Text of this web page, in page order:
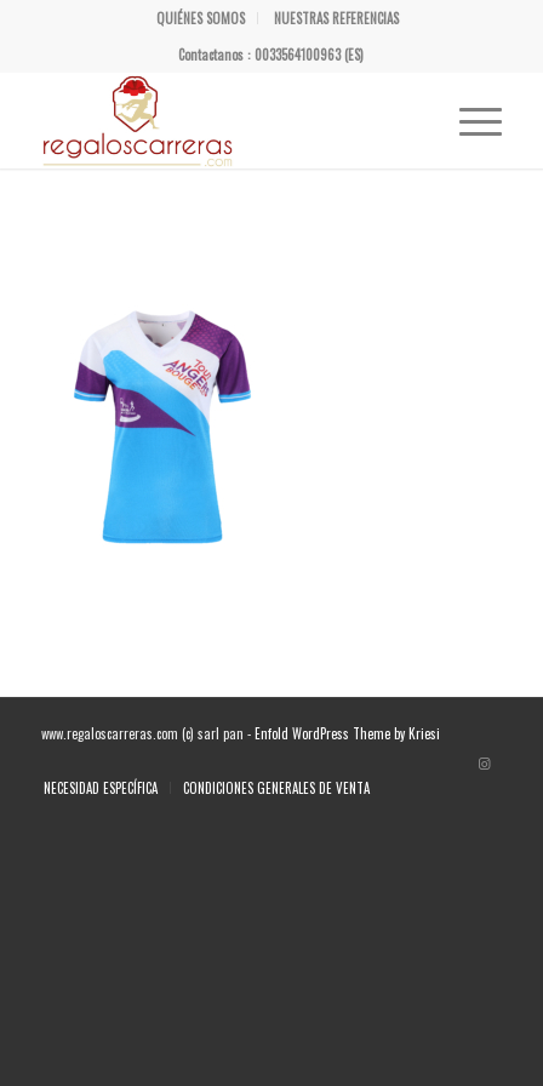
QUIÉNES SOMOS
NUESTRAS REFERENCIAS
Contactanos : 0033564100963 (ES)
www.regaloscarreras.com (c) sarl pan -Enfold WordPress Theme by Kriesi
NECESIDAD ESPECÍFICA CONDICIONES GENERALES DE VENTA